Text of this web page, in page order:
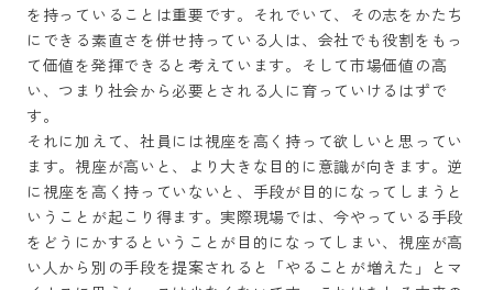
を持っていることは重要です。それでいて、その志をかたち
にできる素直さを併せ持っている人は、会社でも役割をもっ
て価値を発揮できると考えています。そして市場価値の高
い、つまり社会から必要とされる人に育っていけるはずで
す。
それに加えて、社員には視座を高く持って欲しいと思ってい
ます。視座が高いと、より大きな目的に意識が向きます。逆
に視座を高く持っていないと、手段が目的になってしまうと
いうことが起こり得ます。実際現場では、今やっている手段
をどうにかするということが目的になってしまい、視座が高
い人から別の手段を提案されると「やることが増えた」とマ